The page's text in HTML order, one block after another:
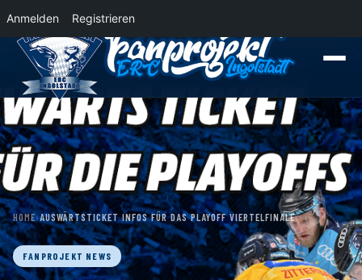
Anmelden Registrieren
NewsDer Panther Express 2026/2027 rollt nach Krefeld! Wohin rollt der
HOME›AUSWÄRTSTICKET INFOS FÜR DAS PLAYOFF VIERTELFINALE
FANPROJEKT NEWS